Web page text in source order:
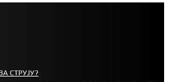
СТРУЈУ?